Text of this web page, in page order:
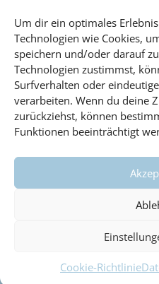
Um dir ein optimales
Technologien wie Cookies,
speichern und/oder darauf
Technologien zustimmst,
Surfverhalten oder
verarbeiten. Wenn du deine
zurückziehst, können
Funktionen beeinträchtigt
Cookie-Richtlinie
Unbekannte Orte
Uncategorized
Unterricht
Video
Veranstaltungen
Vorträge
Wahlfach